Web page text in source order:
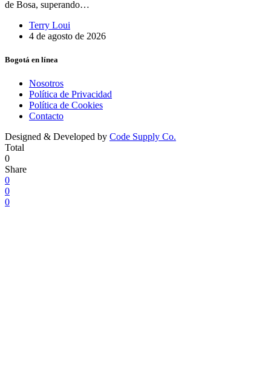
de Bosa, superando…
Terry Loui
4 de agosto de 2026
Bogotá en línea
Nosotros
Política de Privacidad
Política de Cookies
Contacto
Designed & Developed by Code Supply Co.
Total
0
Share
0
0
0